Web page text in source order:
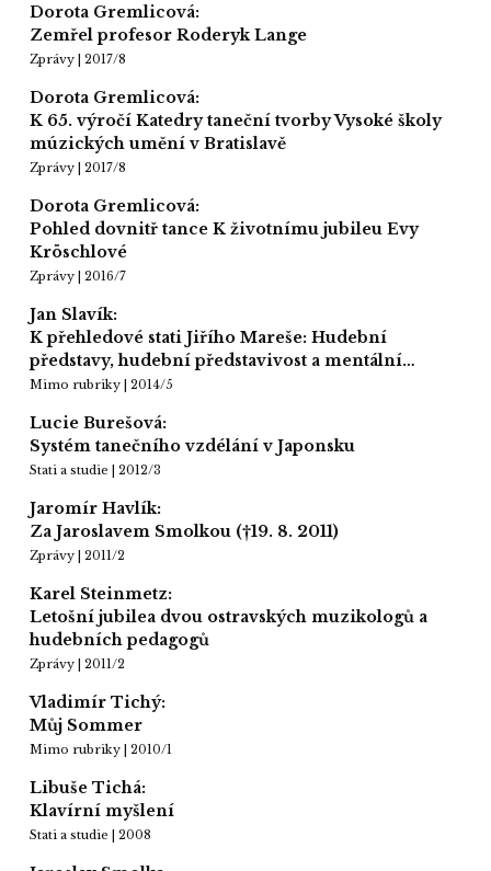
Dorota Gremlicová:
Zemřel profesor Roderyk Lange
Zprávy | 2017/8
Dorota Gremlicová:
K 65. výročí Katedry taneční tvorby Vysoké školy
múzických umění v Bratislavě
Zprávy | 2017/8
Dorota Gremlicová:
Pohled dovnitř tance K životnímu jubileu Evy
Kröschlové
Zprávy | 2016/7
Jan Slavík:
K přehledové stati Jiřího Mareše: Hudební
představy, hudební představivost a mentální…
Mimo rubriky | 2014/5
Lucie Burešová:
Systém tanečního vzdélání v Japonsku
Stati a studie | 2012/3
Jaromír Havlík:
Za Jaroslavem Smolkou (†19. 8. 2011)
Zprávy | 2011/2
Karel Steinmetz:
Letošní jubilea dvou ostravských muzikologů a
hudebních pedagogů
Zprávy | 2011/2
Vladimír Tichý:
Můj Sommer
Mimo rubriky | 2010/1
Libuše Tichá:
Klavírní myšlení
Stati a studie | 2008